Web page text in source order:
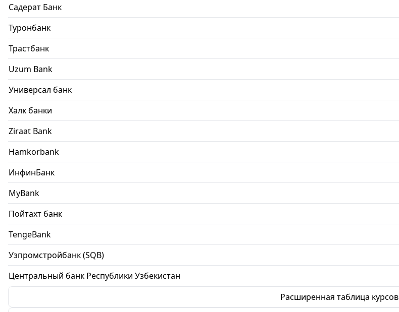
Садерат Банк
Туронбанк
Трастбанк
Uzum Bank
Универсал банк
Халк банки
Ziraat Bank
Hamkorbank
ИнфинБанк
MyBank
Пойтахт банк
TengeBank
Узпромстройбанк (SQB)
Центральный банк Республики Узбекистан
Расширенная таблица курсов